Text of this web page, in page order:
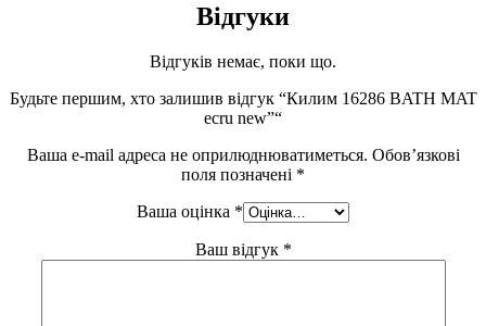
Відгуки
Відгуків немає, поки що.
Будьте першим, хто залишив відгук “Килим 16286 BATH MAT
ecru new”“
Ваша e-mail адреса не оприлюднюватиметься. Обов’язкові
поля позначені *
Ваша оцінка *
Ваш відгук *